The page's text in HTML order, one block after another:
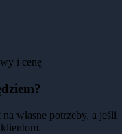
i cenę
własne potrzeby, a jeśli